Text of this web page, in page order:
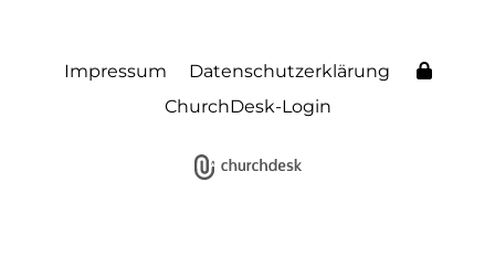
Impressum
Datenschutzerklärung
ChurchDesk-Login